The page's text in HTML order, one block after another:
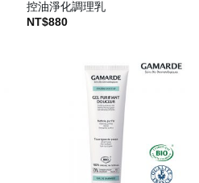
控油淨化調理乳
NT$880